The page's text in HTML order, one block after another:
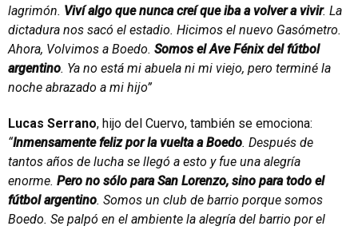
lagrimón. Viví algo que nunca creí que iba a volver a vivir. La
dictadura nos sacó el estadio. Hicimos el nuevo Gasómetro.
Ahora, Volvimos a Boedo. Somos el Ave Fénix del fútbol
argentino. Ya no está mi abuela ni mi viejo, pero terminé la
noche abrazado a mi hijo”
Lucas Serrano, hijo del Cuervo, también se emociona:
“Inmensamente feliz por la vuelta a Boedo. Después de
tantos años de lucha se llegó a esto y fue una alegría
enorme. Pero no sólo para San Lorenzo, sino para todo el
fútbol argentino. Somos un club de barrio porque somos
Boedo. Se palpó en el ambiente la alegría del barrio por el